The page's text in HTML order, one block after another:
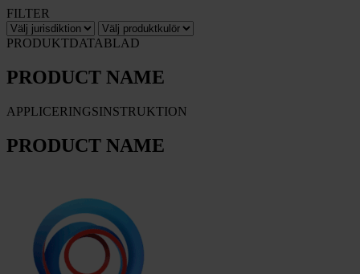
FILTER
PRODUKTDATABLAD
PRODUCT NAME
APPLICERINGSINSTRUKTION
PRODUCT NAME